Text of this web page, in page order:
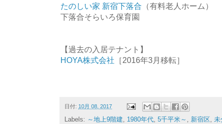
たのしい家 新宿下落合 （有料老人ホーム）
下落合そらいろ保育園
【過去の入居テナント】
HOYA株式会社 ［2016年3月移転］
日付: 10月 08, 2017
Labels: ～地上9階建, 1980年代, 5千平米～ , 新宿区, 未